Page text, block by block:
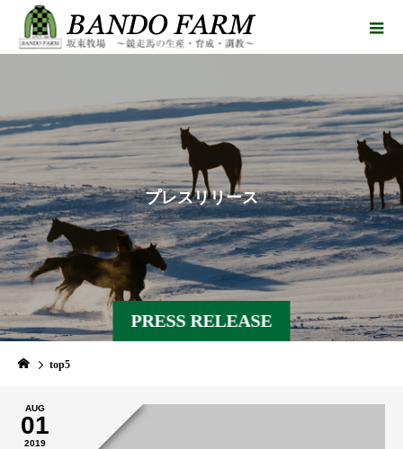
PRESS RELEASE
プレスリリース
top5
AUG
01
2019